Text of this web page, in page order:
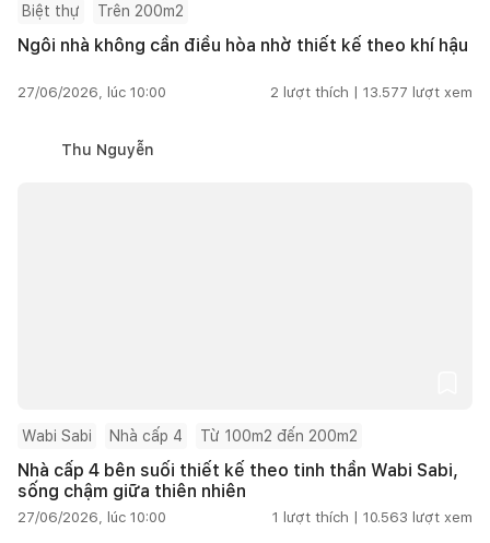
Biệt thự Trên 200m2
Ngôi nhà không cần điều hòa nhờ thiết kế theo khí hậu
27/06/2026, lúc 10:00 2 lượt thích | 13.577 lượt xem
Thu Nguyễn
Wabi Sabi Nhà cấp 4 Từ 100m2 đến 200m2
Nhà cấp 4 bên suối thiết kế theo tinh thần Wabi Sabi,
sống chậm giữa thiên nhiên
27/06/2026, lúc 10:00 1 lượt thích | 10.563 lượt xem